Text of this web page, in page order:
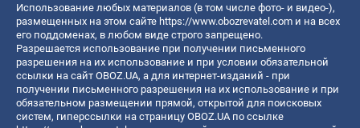
Использование любых материалов (в том числе фото- и видео-),
размещенных на этом сайте https://www.obozrevatel.com и на всех
его поддоменах, в любом виде строго запрещено.
Разрешается использование при получении письменного
разрешения на их использование и при условии обязательной
ссылки на сайт OBOZ.UA, а для интернет-изданий - при
получении письменного разрешения на их использование и при
обязательном размещении прямой, открытой для поисковых
систем, гиперссылки на страницу OBOZ.UA по ссылке